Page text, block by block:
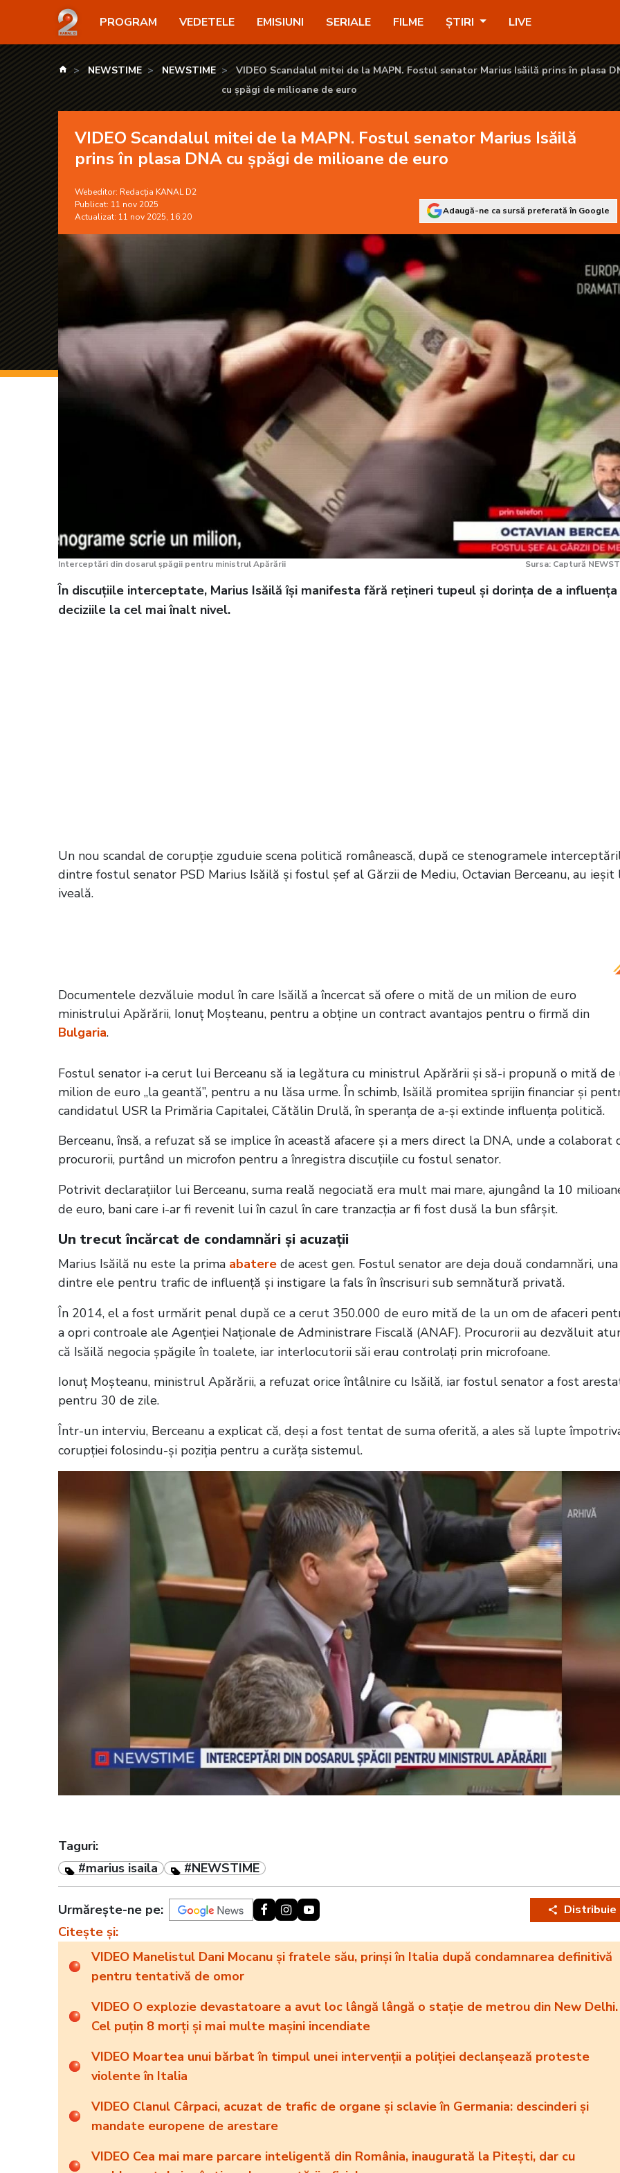
VIDEO Scandalul mitei de la MAPN. Fostul senator Marius Isăilă prins în plasa DNA cu șpăgi de milioane de euro -
PROGRAM VEDETELE EMISIUNI SERIALE FILME ȘTIRI LIVE
kanald.ro
NEWSTIME NEWSTIME
VIDEO Scandalul mitei de la MAPN. Fostul senator Marius Isăilă prins în plasa
cu șpăgi de milioane de euro
VIDEO Scandalul mitei de la MAPN. Fostul senator Marius Isăilă
prins în plasa DNA cu șpăgi de milioane de euro
Webeditor: Redacția KANAL D2
Publicat: 11 nov 2025
Actualizat: 11 nov 2025, 16:20
Adaugă-ne ca sursă preferată în Google
Interceptări din dosarul șpăgii pentru ministrul Apărării Sursa: Captură
În discuțiile interceptate, Marius Isăilă își manifesta fără rețineri tupeul și dorința de a influența
deciziile la cel mai înalt nivel.
Un nou scandal de corupție zguduie scena politică românească, după ce stenogramele
dintre fostul senator PSD Marius Isăilă și fostul șef al Gărzii de Mediu, Octavian Berceanu, au ieșit
iveală.
Documentele dezvăluie modul în care Isăilă a încercat să ofere o mită de un milion de euro
ministrului Apărării, Ionuț Moșteanu, pentru a obține un contract avantajos pentru o firmă din
Bulgaria.
Fostul senator i-a cerut lui Berceanu să ia legătura cu ministrul Apărării și să-i propună o mită de
milion de euro „la geantă”, pentru a nu lăsa urme. În schimb, Isăilă promitea sprijin financiar și
candidatul USR la Primăria Capitalei, Cătălin Drulă, în speranța de a-și extinde influența politică.
Berceanu, însă, a refuzat să se implice în această afacere și a mers direct la DNA, unde a colaborat
procurorii, purtând un microfon pentru a înregistra discuțiile cu fostul senator.
Potrivit declarațiilor lui Berceanu, suma reală negociată era mult mai mare, ajungând la 10
de euro, bani care i-ar fi revenit lui în cazul în care tranzacția ar fi fost dusă la bun sfârșit.
Un trecut încărcat de condamnări și acuzații
Marius Isăilă nu este la prima abatere de acest gen. Fostul senator are deja două condamnări, una
dintre ele pentru trafic de influență și instigare la fals în înscrisuri sub semnătură privată.
În 2014, el a fost urmărit penal după ce a cerut 350.000 de euro mită de la un om de afaceri
a opri controale ale Agenției Naționale de Administrare Fiscală (ANAF). Procurorii au dezvăluit
că Isăilă negocia șpăgile în toalete, iar interlocutorii săi erau controlați prin microfoane.
Ionuț Moșteanu, ministrul Apărării, a refuzat orice întâlnire cu Isăilă, iar fostul senator a fost
pentru 30 de zile.
Într-un interviu, Berceanu a explicat că, deși a fost tentat de suma oferită, a ales să lupte
corupției folosindu-și poziția pentru a curăța sistemul.
Taguri:
#marius isaila
#NEWSTIME
Urmărește-ne pe: Distribuie
Citește și:
VIDEO Manelistul Dani Mocanu și fratele său, prinși în Italia după condamnarea definitivă
pentru tentativă de omor
VIDEO O explozie devastatoare a avut loc lângă lângă o stație de metrou din New Delhi.
Cel puțin 8 morți și mai multe mașini incendiate
VIDEO Moartea unui bărbat în timpul unei intervenții a poliției declanșează proteste
violente în Italia
VIDEO Clanul Cârpaci, acuzat de trafic de organe și sclavie în Germania: descinderi și
mandate europene de arestare
VIDEO Cea mai mare parcare inteligentă din România, inaugurată la Pitești, dar cu